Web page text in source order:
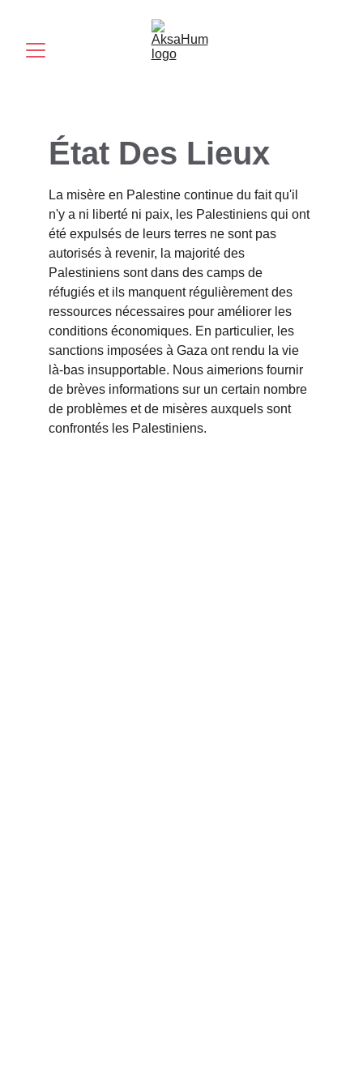
État Des Lieux
La misère en Palestine continue du fait qu'il
n'y a ni liberté ni paix, les Palestiniens qui ont
été expulsés de leurs terres ne sont pas
autorisés à revenir, la majorité des
Palestiniens sont dans des camps de
réfugiés et ils manquent régulièrement des
ressources nécessaires pour améliorer les
conditions économiques. En particulier, les
sanctions imposées à Gaza ont rendu la vie
là-bas insupportable. Nous aimerions fournir
de brèves informations sur un certain nombre
de problèmes et de misères auxquels sont
confrontés les Palestiniens.